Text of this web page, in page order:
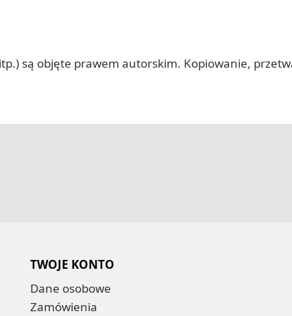
są objęte prawem autorskim. Kopiowanie,
TWOJE KONTO
Dane osobowe
Zamówienia